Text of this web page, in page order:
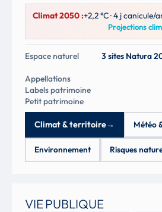
Climat 2050 :+2,2 °C · 4 j canicule/
Projections
Espace naturel
3 sites Natura
Appellations
Labels patrimoine
Petit patrimoine
Climat & territoire→ Météo
Environnement Risques
VIE PUBLIQUE